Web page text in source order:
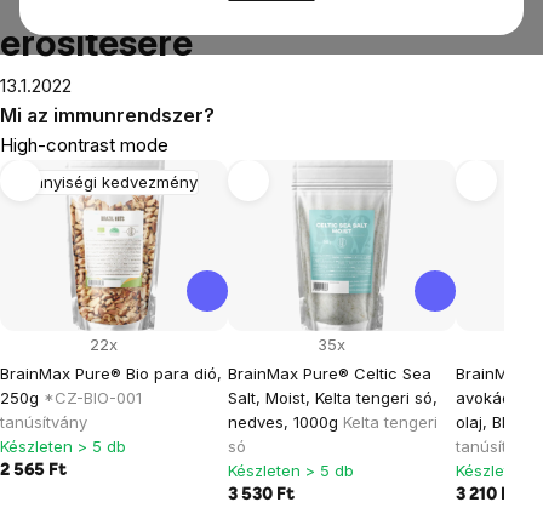
erősítésére
13.1.2022
Mi az immunrendszer?
High-contrast mode
Mennyiségi kedvezmény
BrainMax Pure® Bio para dió,
250g *CZ-BIO-001
tanúsítvány
22x
Készleten > 5 db
2 565 Ft
BrainMax Pure® Celtic Sea
Salt, Moist, Kelta tengeri só,
nedves, 1000g Kelta tengeri
só
35x
Készleten > 5 db
3 530 Ft
BrainMax
avokádó
olaj, BIO,
tanúsítvány
Készleten
3 210 Ft